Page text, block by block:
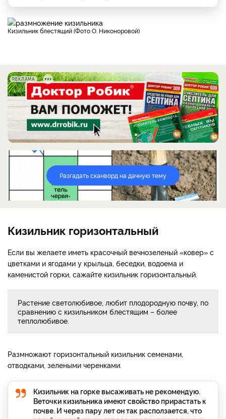
Кизильник блестящий (Фото О. Никоноровой)
РЕКЛАМА
Разгадать сканворд на дачную тему
Кизильник горизонтальный
Если вы желаете иметь красочный вечнозеленый «ковер» с
цветками и ягодами у крыльца, беседки, водоема и
каменистой горки, сажайте кизильник горизонтальный.
Растение светолюбивое, любит плодородную почву, по
сравнению с кизильником блестящим – более
теплолюбивое.
Размножают горизонтальный кизильник семенами,
отводками, зелеными черенками.
Кизильник на горке высаживать не рекомендую.
Веточки кизильника имеют свойство прирастать к
почве. И через пару лет он так расползается, что